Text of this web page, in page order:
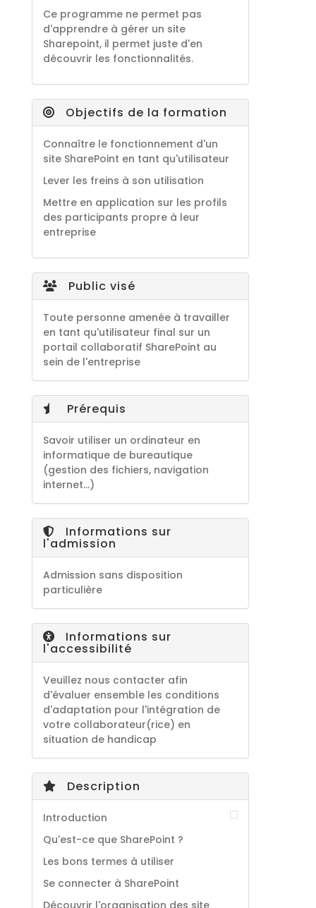
Ce programme ne permet pas
d'apprendre à gérer un site
Sharepoint, il permet juste d'en
découvrir les fonctionnalités.
Objectifs de la formation
Connaître le fonctionnement d'un
site SharePoint en tant qu'utilisateur
Lever les freins à son utilisation
Mettre en application sur les profils
des participants propre à leur
entreprise
Public visé
Toute personne amenée à travailler
en tant qu'utilisateur final sur un
portail collaboratif SharePoint au
sein de l'entreprise
Prérequis
Savoir utiliser un ordinateur en
informatique de bureautique
(gestion des fichiers, navigation
internet...)
Informations sur
l'admission
Admission sans disposition
particulière
Informations sur
l'accessibilité
Veuillez nous contacter afin
d'évaluer ensemble les conditions
d'adaptation pour l'intégration de
votre collaborateur(rice) en
situation de handicap
Description
Introduction
Qu'est-ce que SharePoint ?
Les bons termes à utiliser
Se connecter à SharePoint
Découvrir l'organisation des site